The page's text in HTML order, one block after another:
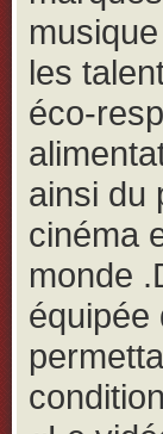
les
éco-
ainsi du
cinéma
monde
équipée